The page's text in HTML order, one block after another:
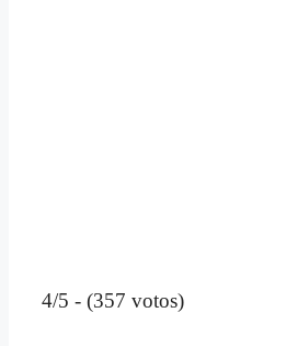
4/5 - (357 votos)